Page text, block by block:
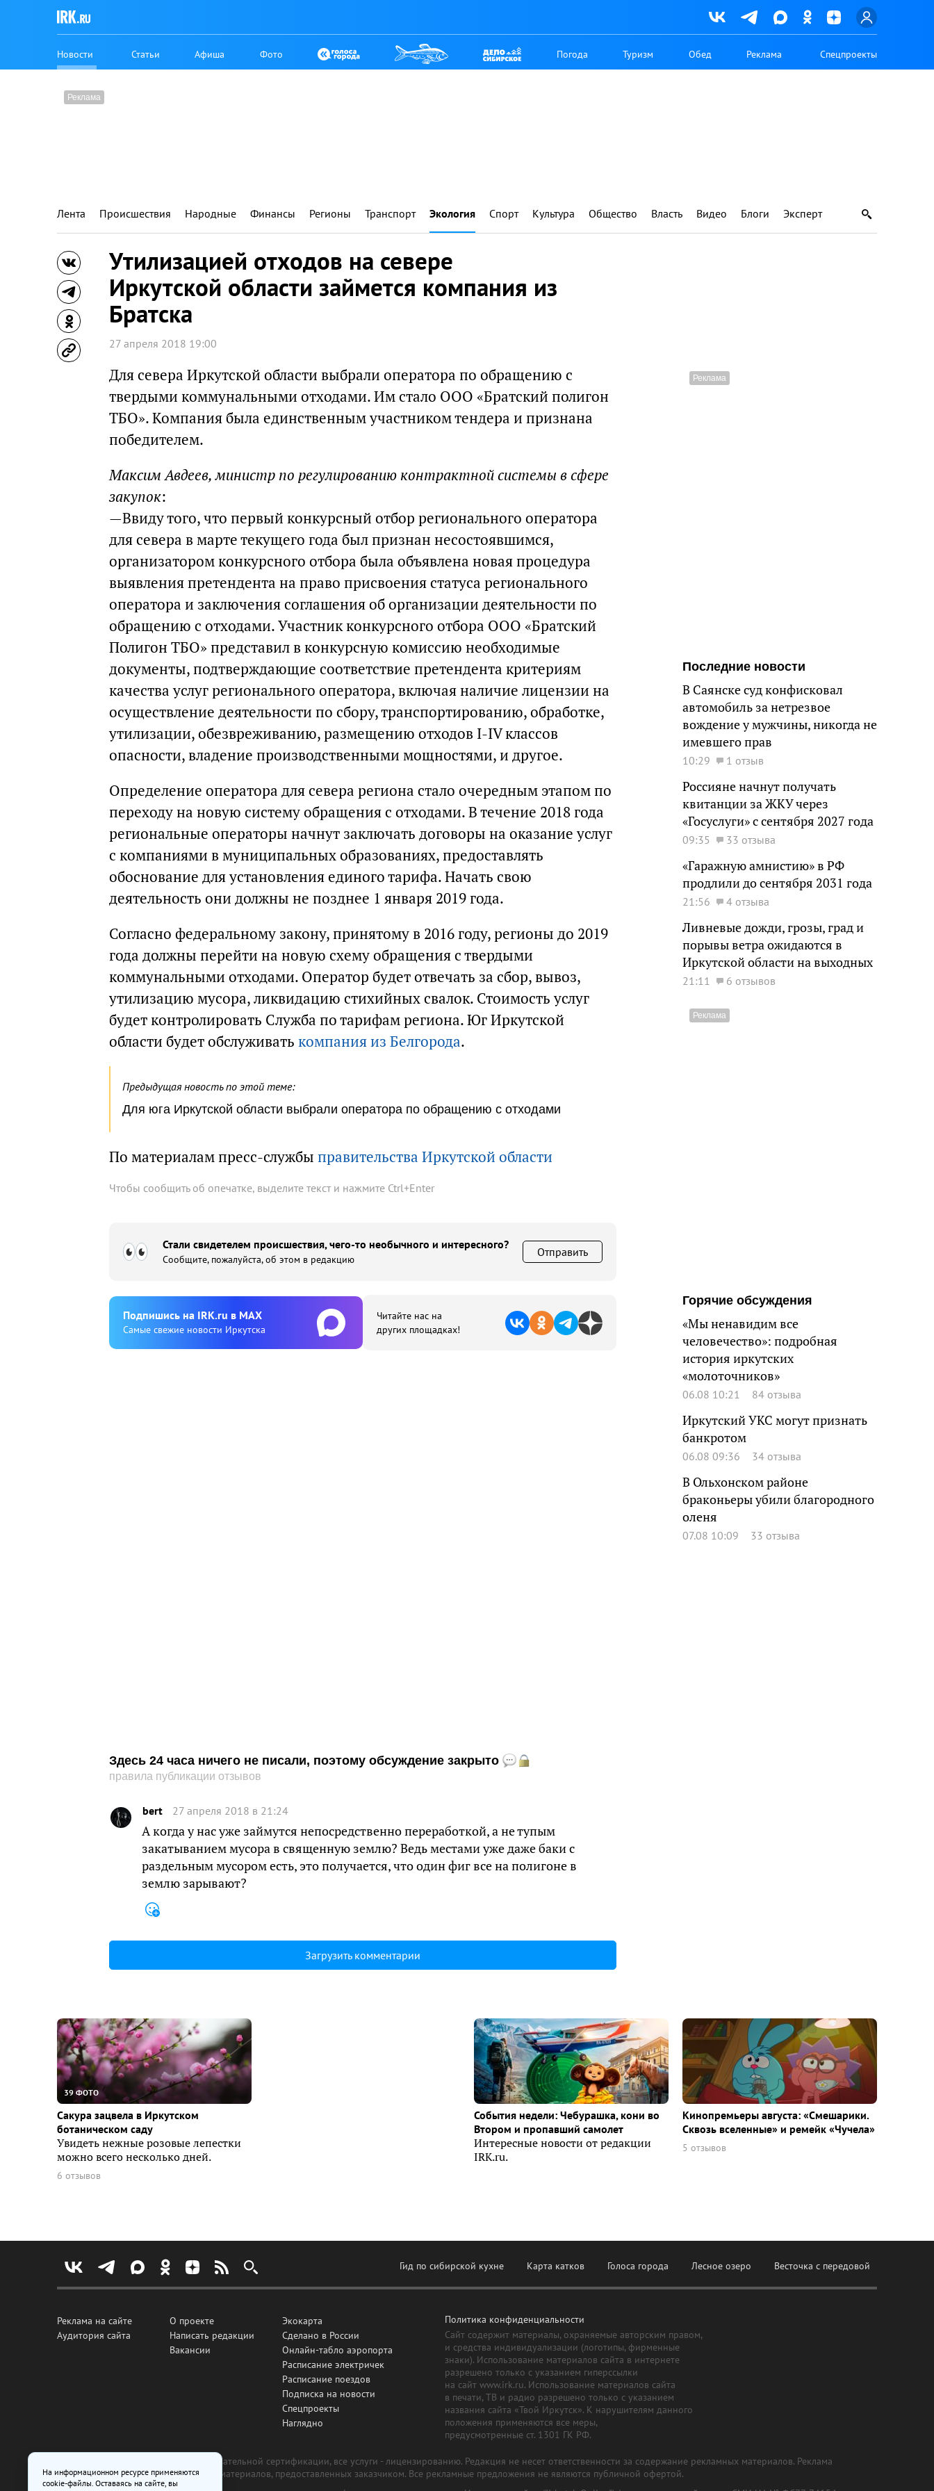
Новости Статьи Афиша Фото Погода Туризм Обед Реклама Спецпроекты
Лента Происшествия Народные Финансы Регионы Транспорт Экология Спорт Культура Общество Власть Видео Блоги Эксперт
Утилизацией отходов на севере
Иркутской области займется компания из
Братска
27 апреля 2018 19:00
Для севера Иркутской области выбрали оператора по обращению с
твердыми коммунальными отходами. Им стало ООО «Братский полигон
ТБО». Компания была единственным участником тендера и признана
победителем.
Максим Авдеев, министр по регулированию контрактной системы в сфере
закупок:
—Ввиду того, что первый конкурсный отбор регионального оператора
для севера в марте текущего года был признан несостоявшимся,
организатором конкурсного отбора была объявлена новая процедура
выявления претендента на право присвоения статуса регионального
оператора и заключения соглашения об организации деятельности по
обращению с отходами. Участник конкурсного отбора ООО «Братский
Полигон ТБО» представил в конкурсную комиссию необходимые
документы, подтверждающие соответствие претендента критериям
качества услуг регионального оператора, включая наличие лицензии на
осуществление деятельности по сбору, транспортированию, обработке,
утилизации, обезвреживанию, размещению отходов I-IV классов
опасности, владение производственными мощностями, и другое.
Определение оператора для севера региона стало очередным этапом по
переходу на новую систему обращения с отходами. В течение 2018 года
региональные операторы начнут заключать договоры на оказание услуг
с компаниями в муниципальных образованиях, предоставлять
обоснование для установления единого тарифа. Начать свою
деятельность они должны не позднее 1 января 2019 года.
Согласно федеральному закону, принятому в 2016 году, регионы до 2019
года должны перейти на новую схему обращения с твердыми
коммунальными отходами. Оператор будет отвечать за сбор, вывоз,
утилизацию мусора, ликвидацию стихийных свалок. Стоимость услуг
будет контролировать Служба по тарифам региона. Юг Иркутской
области будет обслуживать компания из Белгорода.
Предыдущая новость по этой теме:
Для юга Иркутской области выбрали оператора по обращению с отходами
По материалам пресс-службы правительства Иркутской области
Чтобы сообщить об опечатке, выделите текст и нажмите Ctrl+Enter
Стали свидетелем происшествия, чего-то необычного и интересного?
Сообщите, пожалуйста, об этом в редакцию
Отправить
Подпишиcь на IRK.ru в MAX
Cамые свежие новости Иркутска
Читайте нас на
других площадках!
Здесь 24 часа ничего не писали, поэтому обсуждение закрыто
правила публикации отзывов
bert 27 апреля 2018 в 21:24
А когда у нас уже займутся непосредственно переработкой, а не тупым
закатыванием мусора в священную землю? Ведь местами уже даже баки с
раздельным мусором есть, это получается, что один фиг все на полигоне в
землю зарывают?
Загрузить комментарии
Последние новости
В Саянске суд конфисковал
автомобиль за нетрезвое
вождение у мужчины, никогда не
имевшего прав
10:29 1 отзыв
Россияне начнут получать
квитанции за ЖКУ через
«Госуслуги» с сентября 2027 года
09:35 33 отзыва
«Гаражную амнистию» в РФ
продлили до сентября 2031 года
21:56 4 отзыва
Ливневые дожди, грозы, град и
порывы ветра ожидаются в
Иркутской области на выходных
21:11 6 отзывов
Горячие обсуждения
«Мы ненавидим все
человечество»: подробная
история иркутских
«молоточников»
06.08 10:21 84 отзыва
Иркутский УКС могут признать
банкротом
06.08 09:36 34 отзыва
В Ольхонском районе
браконьеры убили благородного
оленя
07.08 10:09 33 отзыва
39 ФОТО
Сакура зацвела в Иркутском
ботаническом саду
Увидеть нежные розовые лепестки
можно всего несколько дней.
6 отзывов
События недели: Чебурашка, кони во
Втором и пропавший самолет
Интересные новости от редакции
IRK.ru.
Кинопремьеры августа: «Смешарики.
Сквозь вселенные» и ремейк «Чучела»
5 отзывов
Гид по сибирской кухне Карта катков Голоса города Лесное озеро Весточка с передовой
Реклама на сайте
Аудитория сайта
О проекте
Написать редакции
Вакансии
Экокарта
Сделано в России
Онлайн-табло аэропорта
Расписание электричек
Расписание поездов
Подписка на новости
Спецпроекты
Наглядно
Политика конфиденциальности
Сайт содержит материалы, охраняемые авторским правом,
и средства индивидуализации (логотипы, фирменные
знаки). Использование материалов сайта в интернете
разрешено только с указанием гиперссылки
на сайт www.irk.ru. Использование материалов сайта
в печати, ТВ и радио разрешено только с указанием
названия сайта «Твой Иркутск». К нарушителям данного
положения применяются все меры,
предусмотренные ст. 1301 ГК РФ.
Все рекламные товары подлежат обязательной сертификации, все услуги - лицензированию. Редакция не несет ответственности за содержание рекламных материалов. Реклама
изготовлена и размещена на основе материалов, предоставленных заказчиком. Все рекламные предложения не являются публичной офертой.
На информационном ресурсе применяются
cookie-файлы. Оставаясь на сайте, вы